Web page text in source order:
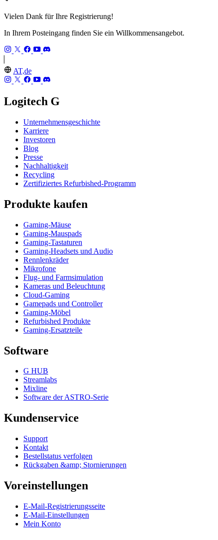
Vielen Dank für Ihre Registrierung!
In Ihrem Posteingang finden Sie ein Willkommensangebot.
AT,de
Logitech G
Unternehmensgeschichte
Karriere
Investoren
Blog
Presse
Nachhaltigkeit
Recycling
Zertifiziertes Refurbished-Programm
Produkte kaufen
Gaming-Mäuse
Gaming-Mauspads
Gaming-Tastaturen
Gaming-Headsets und Audio
Rennlenkräder
Mikrofone
Flug- und Farmsimulation
Kameras und Beleuchtung
Cloud-Gaming
Gamepads und Controller
Gaming-Möbel
Refurbished Produkte
Gaming-Ersatzteile
Software
G HUB
Streamlabs
Mixline
Software der ASTRO-Serie
Kundenservice
Support
Kontakt
Bestellstatus verfolgen
Rückgaben &amp; Stornierungen
Voreinstellungen
E-Mail-Registrierungsseite
E-Mail-Einstellungen
Mein Konto